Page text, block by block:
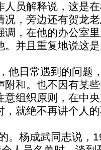
人员解释说，这是
况，旁边还有贺龙
调，在他的办公室
。并且重复地说这
他日常遇到的问题
附和。也不因有某
意组织原则，在中
，就绝不再讲个人
。杨成武同志说，